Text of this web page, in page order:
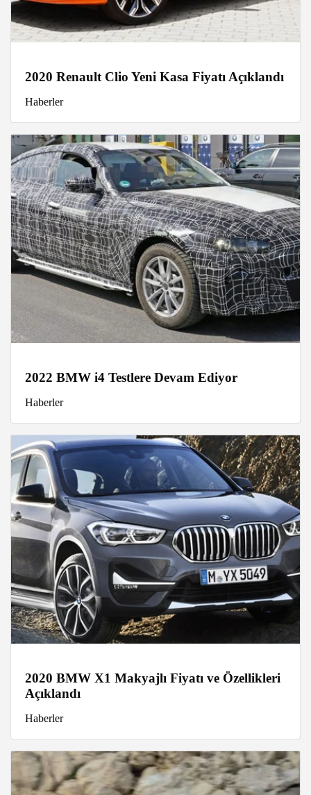
2020 Renault Clio Yeni Kasa Fiyatı Açıklandı
Haberler
2022 BMW i4 Testlere Devam Ediyor
Haberler
2020 BMW X1 Makyajlı Fiyatı ve Özellikleri
Açıklandı
Haberler